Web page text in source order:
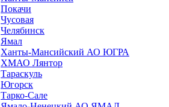
Покачи
Чусовая
Челябинск
Ямал
Ханты-Мансийский АО ЮГРА
ХМАО Лянтор
Тараскуль
Югорск
Тарко-Сале